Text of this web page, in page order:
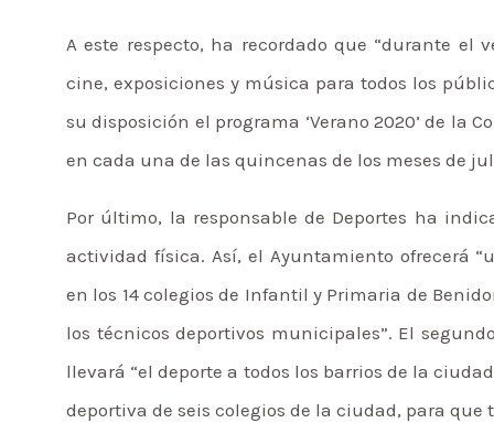
A este respecto, ha recordado que “durante
cine, exposiciones y música para todos los
su disposición el programa ‘Verano 2020’ de
en cada una de las quincenas de los meses de
Por último, la responsable de Deportes ha
actividad física. Así, el Ayuntamiento ofrecerá
en los 14 colegios de Infantil y Primaria de
los técnicos deportivos municipales”. El
llevará “el deporte a todos los barrios de la
deportiva de seis colegios de la ciudad, para